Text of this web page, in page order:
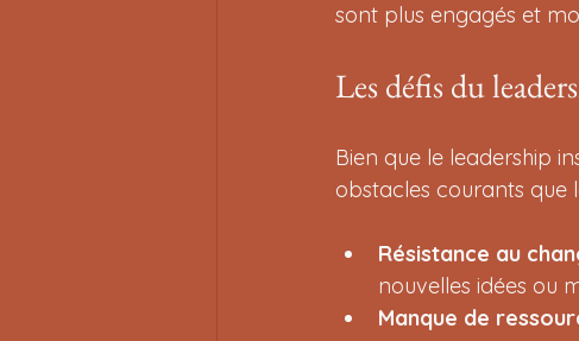
sont plus engagés et
Les défis du
Bien que le leadership
obstacles courants que
Résistance au
nouvelles idées ou
Manque de